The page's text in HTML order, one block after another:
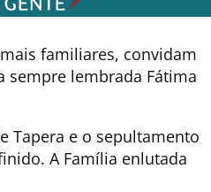
familiares, convidam
sempre lembrada Fátima
Tapera e o sepultamento
A Família enlutada